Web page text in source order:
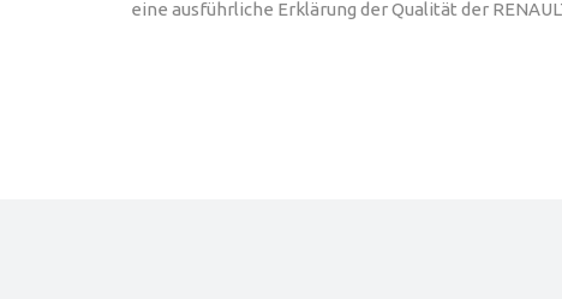
eine ausführliche Erklärung der Qualität der